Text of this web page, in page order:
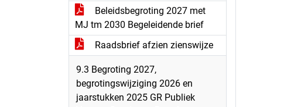
Beleidsbegroting 2027 met
MJ tm 2030 Begeleidende brief
Raadsbrief afzien zienswijze
9.3 Begroting 2027,
begrotingswijziging 2026 en
jaarstukken 2025 GR Publiek